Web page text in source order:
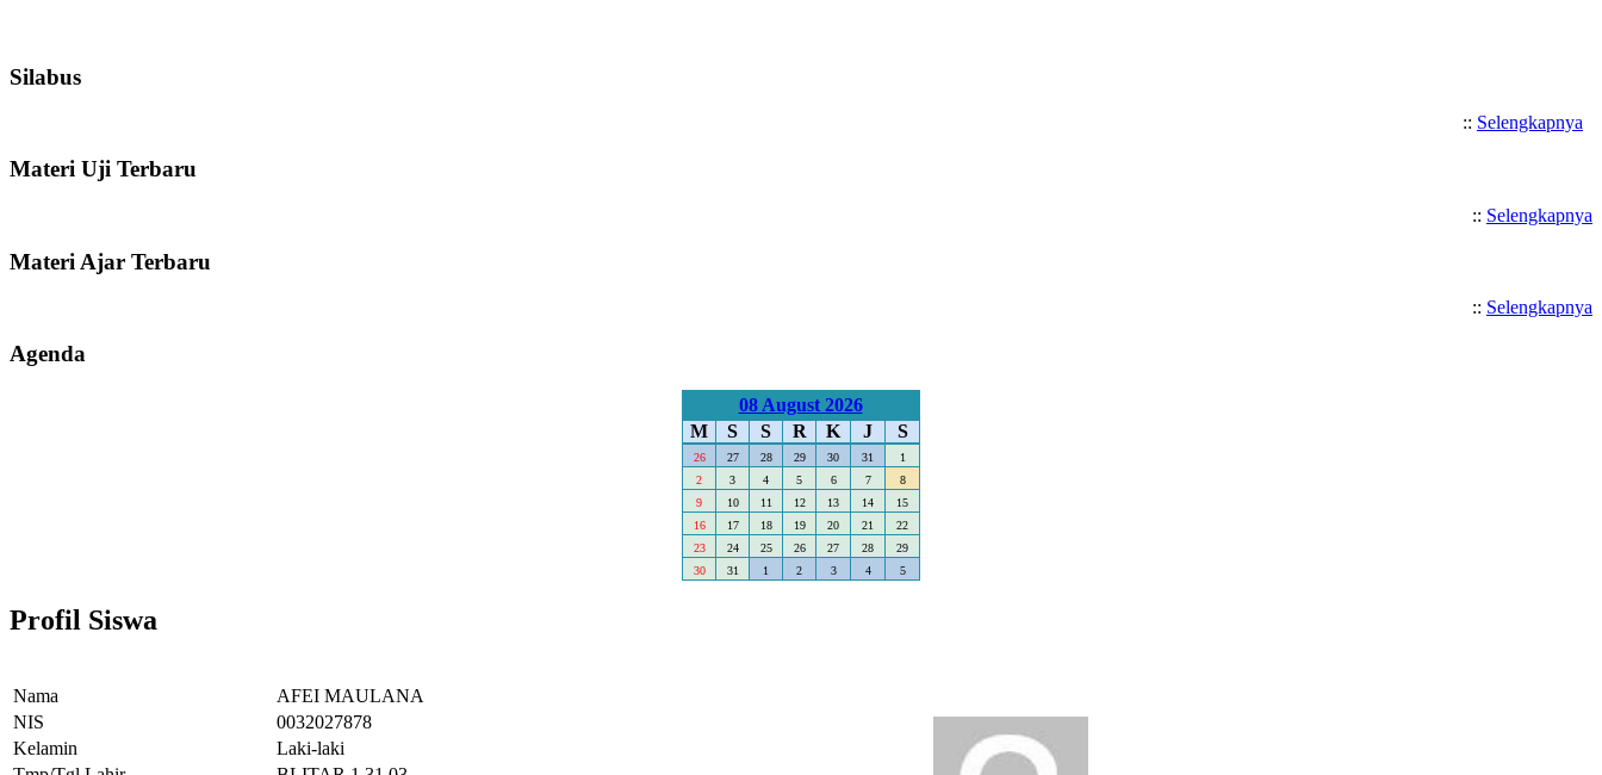
Silabus
:: Selengkapnya
Materi Uji Terbaru
:: Selengkapnya
Materi Ajar Terbaru
:: Selengkapnya
Agenda
08 August 2026
M
S S R K J S
26 27 28 29 30 31
1
2
3 4 5 6 7
8
9
10 11 12 13 14
15
16
17 18 19 20 21
22
23
24 25 26 27 28
29
30
31 1 2 3 4 5
Profil Siswa
Nama
AFEI MAULANA
NIS
0032027878
Kelamin
Laki-laki